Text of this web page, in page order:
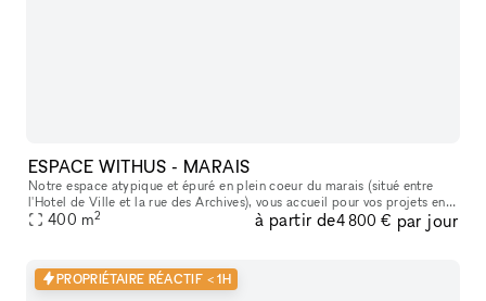
ESPACE WITHUS - MARAIS
Notre espace atypique et épuré en plein coeur du marais (situé entre
l'Hotel de Ville et la rue des Archives), vous accueil pour vos projets en
tout genre : Shooting/tournage , défilé , showroom , pr
400 m2 à partir de4 800 € par jour
PROPRIÉTAIRE RÉACTIF < 1H